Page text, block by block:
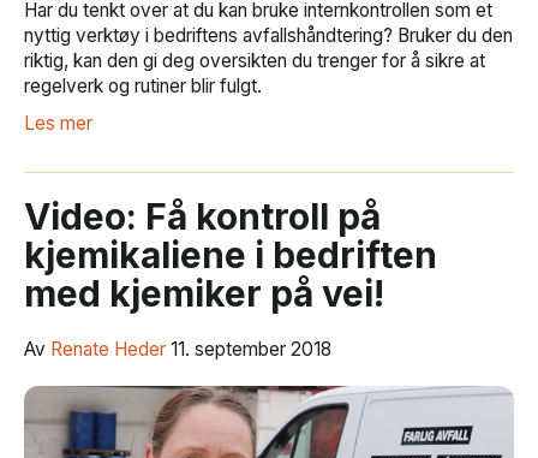
Har du tenkt over at du kan bruke internkontrollen som et
nyttig verktøy i bedriftens avfallshåndtering? Bruker du den
riktig, kan den gi deg oversikten du trenger for å sikre at
regelverk og rutiner blir fulgt.
Les mer
Video: Få kontroll på
kjemikaliene i bedriften
med kjemiker på vei!
Av Renate Heder 11. september 2018